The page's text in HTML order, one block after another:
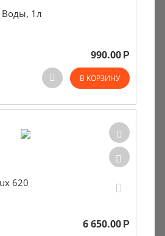
Воды, 1л
990.00 Р
В КОРЗИНУ
620
6 650.00 Р